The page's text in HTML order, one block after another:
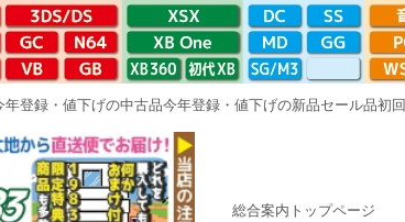
年登録・値下げの中古品今年登録・値下げの新品セール品初
総合案内トップページ